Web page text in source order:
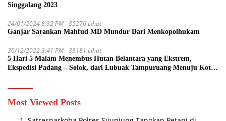
Singgalang 2023
24/01/2024 8:32 PM 35276 Lihat
Ganjar Sarankan Mahfud MD Mundur Dari Menkopolhukam
30/12/2022 3:41 PM 33181 Lihat
5 Hari 5 Malam Menembus Hutan Belantara yang Ekstrem,
Ekspedisi Padang – Solok, dari Lubuak Tampuruang Menuju Koto
Most Viewed Posts